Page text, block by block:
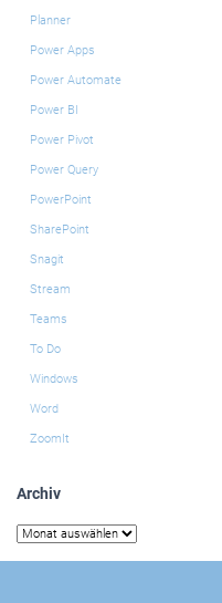
Planner
Power Apps
Power Automate
Power BI
Power Pivot
Power Query
PowerPoint
SharePoint
Snagit
Stream
Teams
To Do
Windows
Word
ZoomIt
Archiv
Archiv